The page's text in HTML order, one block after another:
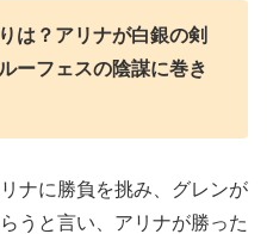
は？アリナが白銀の剣
ーフェスの陰謀に巻き
ナに勝負を挑み、グレンが
うと言い、アリナが勝った